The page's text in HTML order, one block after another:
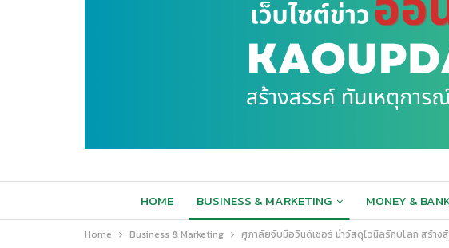
HOME BUSINESS & MARKETING MONEY &
Home Business & Marketing ศุภาลัยจับมือวินด์เซอร์ นำวัสดุไวนิลรักษ์โลก สร้า